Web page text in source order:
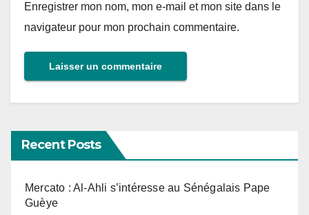
Enregistrer mon nom, mon e-mail et mon site dans le
navigateur pour mon prochain commentaire.
Recent Posts
Mercato : Al-Ahli s’intéresse au Sénégalais Pape
Guèye